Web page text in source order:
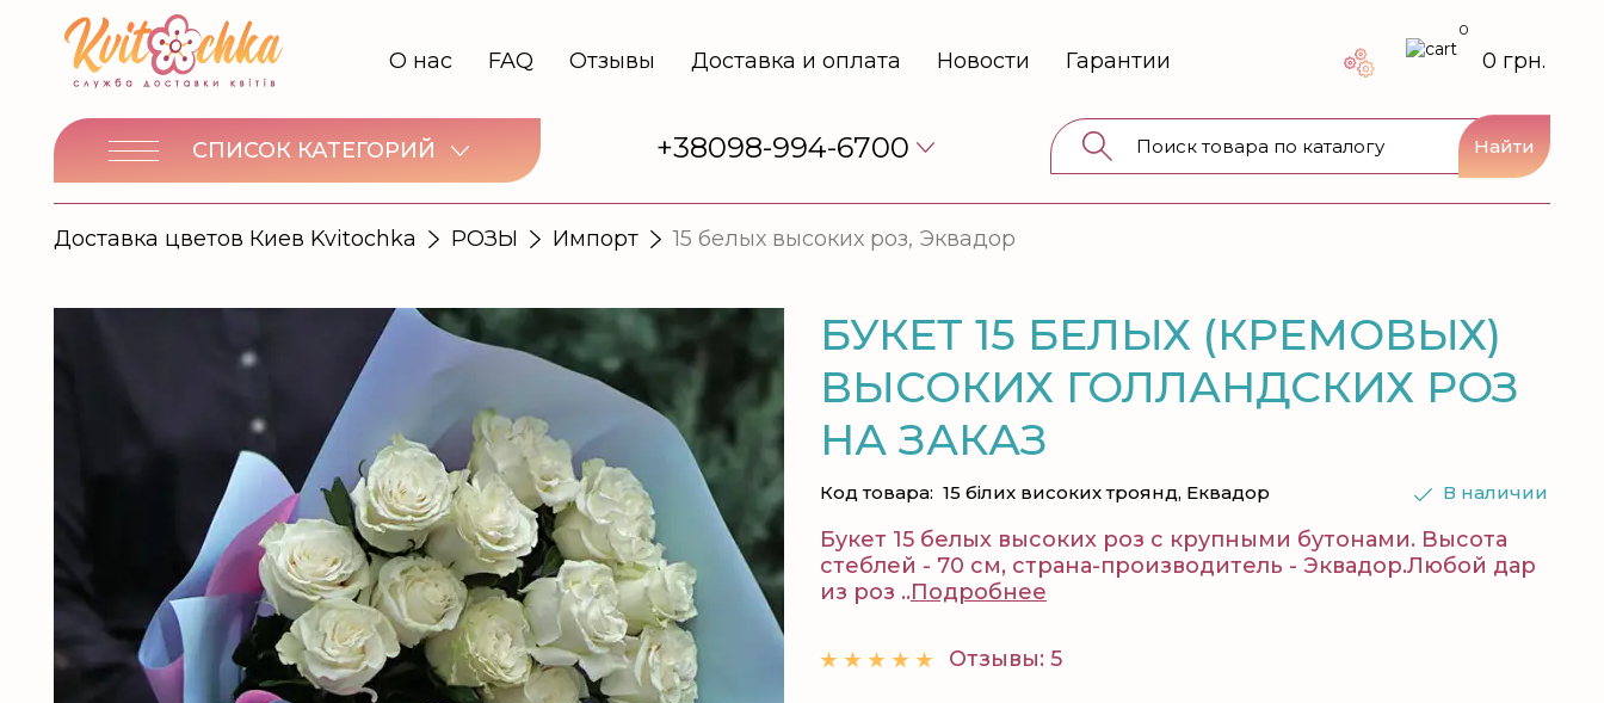
О нас FAQ Отзывы Доставка и оплата Новости Гарантии
0
0 грн.
СПИСОК КАТЕГОРИЙ +38098-994-6700 Найти
Доставка цветов Киев Kvitochka РОЗЫ Импорт 15 белых высоких роз, Эквадор
БУКЕТ 15 БЕЛЫХ (КРЕМОВЫХ)
ВЫСОКИХ ГОЛЛАНДСКИХ РОЗ
НА ЗАКАЗ
В наличии
Код товара: 15 білих високих троянд, Еквадор
Букет 15 белых высоких роз с крупными бутонами. Высота
стеблей - 70 см, страна-производитель - Эквадор.Любой дар
из роз ..Подробнее
Отзывы: 5